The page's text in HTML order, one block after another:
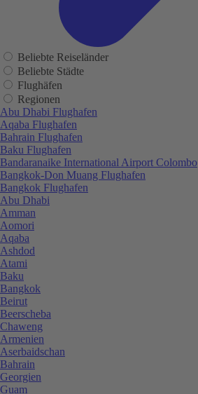
Beliebte Reiseländer
Beliebte Städte
Flughäfen
Regionen
Abu Dhabi Flughafen
Aqaba Flughafen
Bahrain Flughafen
Baku Flughafen
Bandaranaike International Airport Colombo
Bangkok-Don Muang Flughafen
Bangkok Flughafen
Abu Dhabi
Amman
Aomori
Aqaba
Ashdod
Atami
Baku
Bangkok
Beirut
Beerscheba
Chaweng
Armenien
Aserbaidschan
Bahrain
Georgien
Guam